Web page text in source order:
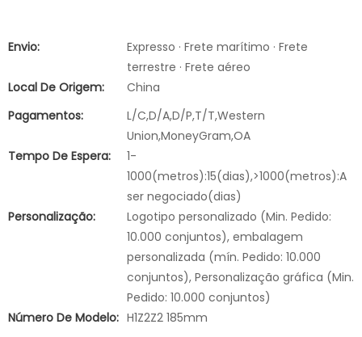
Envio:
Expresso · Frete marítimo · Frete
terrestre · Frete aéreo
Local De Origem:
China
Pagamentos:
L/C,D/A,D/P,T/T,Western
Union,MoneyGram,OA
Tempo De Espera:
1-
1000(metros):15(dias),>1000(metros):A
ser negociado(dias)
Personalização:
Logotipo personalizado (Min. Pedido:
10.000 conjuntos), embalagem
personalizada (mín. Pedido: 10.000
conjuntos), Personalização gráfica (Min.
Pedido: 10.000 conjuntos)
Número De Modelo: H1Z2Z2 185mm